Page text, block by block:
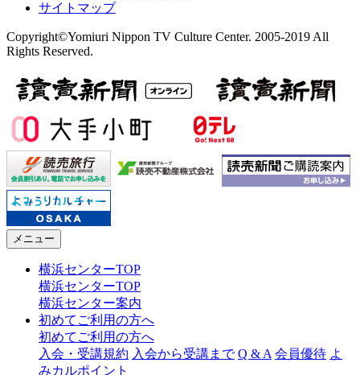
サイトマップ
Copyright©Yomiuri Nippon TV Culture Center. 2005-2019 All
Rights Reserved.
メニュー
横浜センターTOP
横浜センターTOP
横浜センター案内
初めてご利用の方へ
初めてご利用の方へ
入会・受講規約 入会から受講まで Q & A 会員優待 よ
みカルポイント